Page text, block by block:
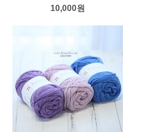
10,000원